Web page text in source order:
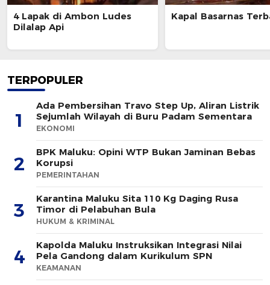
4 Lapak di Ambon Ludes
Dilalap Api
Kapal Basarnas
TERPOPULER
1
Ada Pembersihan Travo Step Up, Aliran Listrik
Sejumlah Wilayah di Buru Padam Sementara
EKONOMI
2
BPK Maluku: Opini WTP Bukan Jaminan Bebas
Korupsi
PEMERINTAHAN
3
Karantina Maluku Sita 110 Kg Daging Rusa
Timor di Pelabuhan Bula
HUKUM & KRIMINAL
4
Kapolda Maluku Instruksikan Integrasi Nilai
Pela Gandong dalam Kurikulum SPN
KEAMANAN